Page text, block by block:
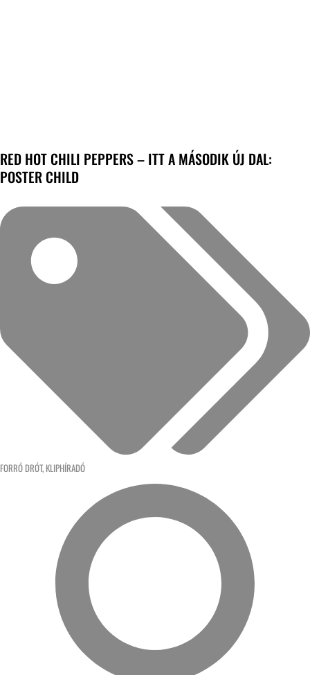
RED HOT CHILI PEPPERS – ITT A MÁSODIK ÚJ DAL:
POSTER CHILD
FORRÓ DRÓT, KLIPHÍRADÓ